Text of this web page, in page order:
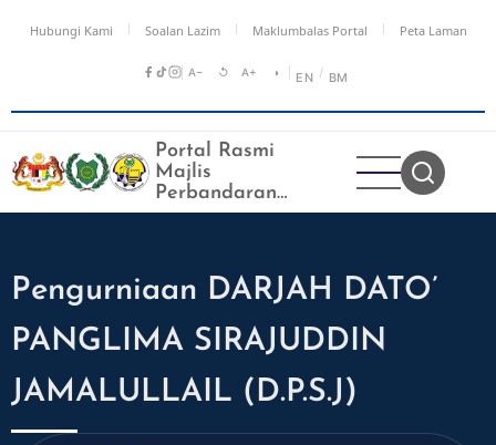
Hubungi Kami Soalan Lazim Maklumbalas Portal Peta Laman
A− ↺ A+ ◑ EN / BM
Portal Rasmi
Majlis
Perbandaran
Kangar
Pengurniaan DARJAH DATO’
PANGLIMA SIRAJUDDIN
JAMALULLAIL (D.P.S.J)